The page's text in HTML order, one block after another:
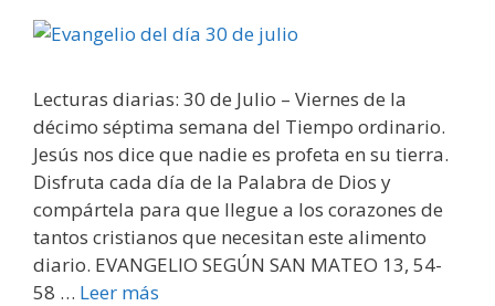
Lecturas diarias: 30 de Julio – Viernes de la
décimo séptima semana del Tiempo ordinario.
Jesús nos dice que nadie es profeta en su tierra.
Disfruta cada día de la Palabra de Dios y
compártela para que llegue a los corazones de
tantos cristianos que necesitan este alimento
diario. EVANGELIO SEGÚN SAN MATEO 13, 54-
58 … Leer más